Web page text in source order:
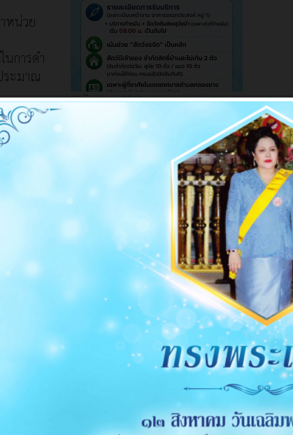
22 มิถุนายน, 2569
โครงการทำหมันและฉีดวัคซีนฟรี !!!
ผู้เขียน:อิสมาแอน ยูโสะ
ประกาศโครงการทำหมันและฉีดวัคซีนฟรี! สำหรับชาวเทศ
เกาะลันตา ร่วมกับ เทศบาลตำบลคลองยาง (22–26 มิ.ย.
ใน วันจันทร์ - ศุกร์ เวลา 09.00 - 16.30 น. เท่านั้น รายละ
11 มิ.ย., 2569 164
คำแถลงนโยบาย ร่วมคิด ร่วมทำ ร่วมเปลี่ยนแป
ข่าวประชาสัมพันธ์ อิสมาแอน ยูโสะ
กระผมจะปรับระบบบริหารงานเทศบาลตำบลคลองยาง ไป
ประกาศเจตนารมณ์นโยบาย No Gift Policy
อิสมาแอน ยูโสะ
หน่วย
นการดํา
ระมาณ
ประจำ
นงาน
ปี รอบ 6
านของ
ร
นซ่อง
วามพึง